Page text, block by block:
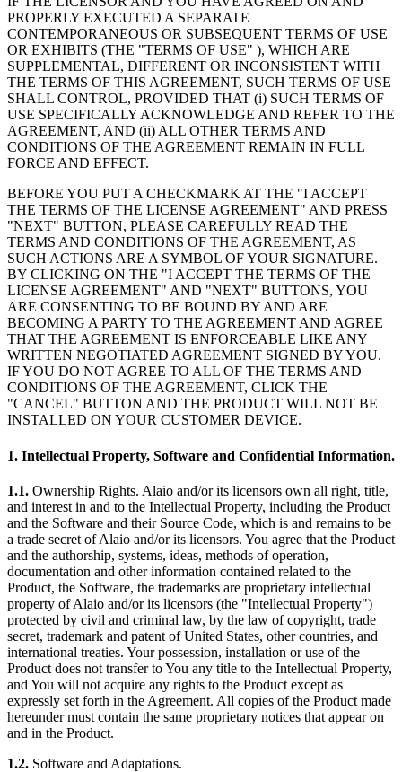
PROPERLY EXECUTED A SEPARATE
CONTEMPORANEOUS OR SUBSEQUENT TERMS OF USE
OR EXHIBITS (THE "TERMS OF USE" ), WHICH ARE
SUPPLEMENTAL, DIFFERENT OR INCONSISTENT WITH
THE TERMS OF THIS AGREEMENT, SUCH TERMS OF USE
SHALL CONTROL, PROVIDED THAT (i) SUCH TERMS OF
USE SPECIFICALLY ACKNOWLEDGE AND REFER TO THE
AGREEMENT, AND (ii) ALL OTHER TERMS AND
CONDITIONS OF THE AGREEMENT REMAIN IN FULL
FORCE AND EFFECT.
BEFORE YOU PUT A CHECKMARK AT THE "I ACCEPT
THE TERMS OF THE LICENSE AGREEMENT" AND PRESS
"NEXT" BUTTON, PLEASE CAREFULLY READ THE
TERMS AND CONDITIONS OF THE AGREEMENT, AS
SUCH ACTIONS ARE A SYMBOL OF YOUR SIGNATURE.
BY CLICKING ON THE "I ACCEPT THE TERMS OF THE
LICENSE AGREEMENT" AND "NEXT" BUTTONS, YOU
ARE CONSENTING TO BE BOUND BY AND ARE
BECOMING A PARTY TO THE AGREEMENT AND AGREE
THAT THE AGREEMENT IS ENFORCEABLE LIKE ANY
WRITTEN NEGOTIATED AGREEMENT SIGNED BY YOU.
IF YOU DO NOT AGREE TO ALL OF THE TERMS AND
CONDITIONS OF THE AGREEMENT, CLICK THE
"CANCEL" BUTTON AND THE PRODUCT WILL NOT BE
INSTALLED ON YOUR CUSTOMER DEVICE.
1. Intellectual Property, Software and Confidential Information.
1.1. Ownership Rights. Alaio and/or its licensors own all right, title,
and interest in and to the Intellectual Property, including the Product
and the Software and their Source Code, which is and remains to be
a trade secret of Alaio and/or its licensors. You agree that the Product
and the authorship, systems, ideas, methods of operation,
documentation and other information contained related to the
Product, the Software, the trademarks are proprietary intellectual
property of Alaio and/or its licensors (the "Intellectual Property")
protected by civil and criminal law, by the law of copyright, trade
secret, trademark and patent of United States, other countries, and
international treaties. Your possession, installation or use of the
Product does not transfer to You any title to the Intellectual Property,
and You will not acquire any rights to the Product except as
expressly set forth in the Agreement. All copies of the Product made
hereunder must contain the same proprietary notices that appear on
and in the Product.
1.2. Software and Adaptations.